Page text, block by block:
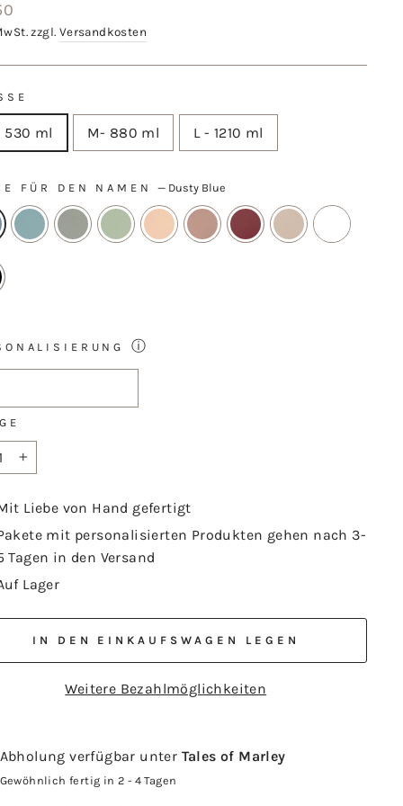
zzgl. Versandkosten
530 ml M- 880 ml L - 1210 ml
FÜR DEN NAMEN— Dusty Blue
ⓘ
Liebe von Hand gefertigt
mit personalisierten Produkten gehen nach 3-
Tagen in den Versand
Lager
IN DEN EINKAUFSWAGEN LEGEN
Weitere Bezahlmöglichkeiten
Abholung verfügbar unter Tales of Marley
Gewöhnlich fertig in 2 - 4 Tagen